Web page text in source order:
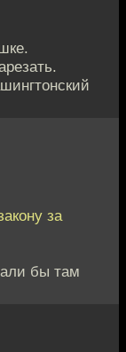
за
бы там